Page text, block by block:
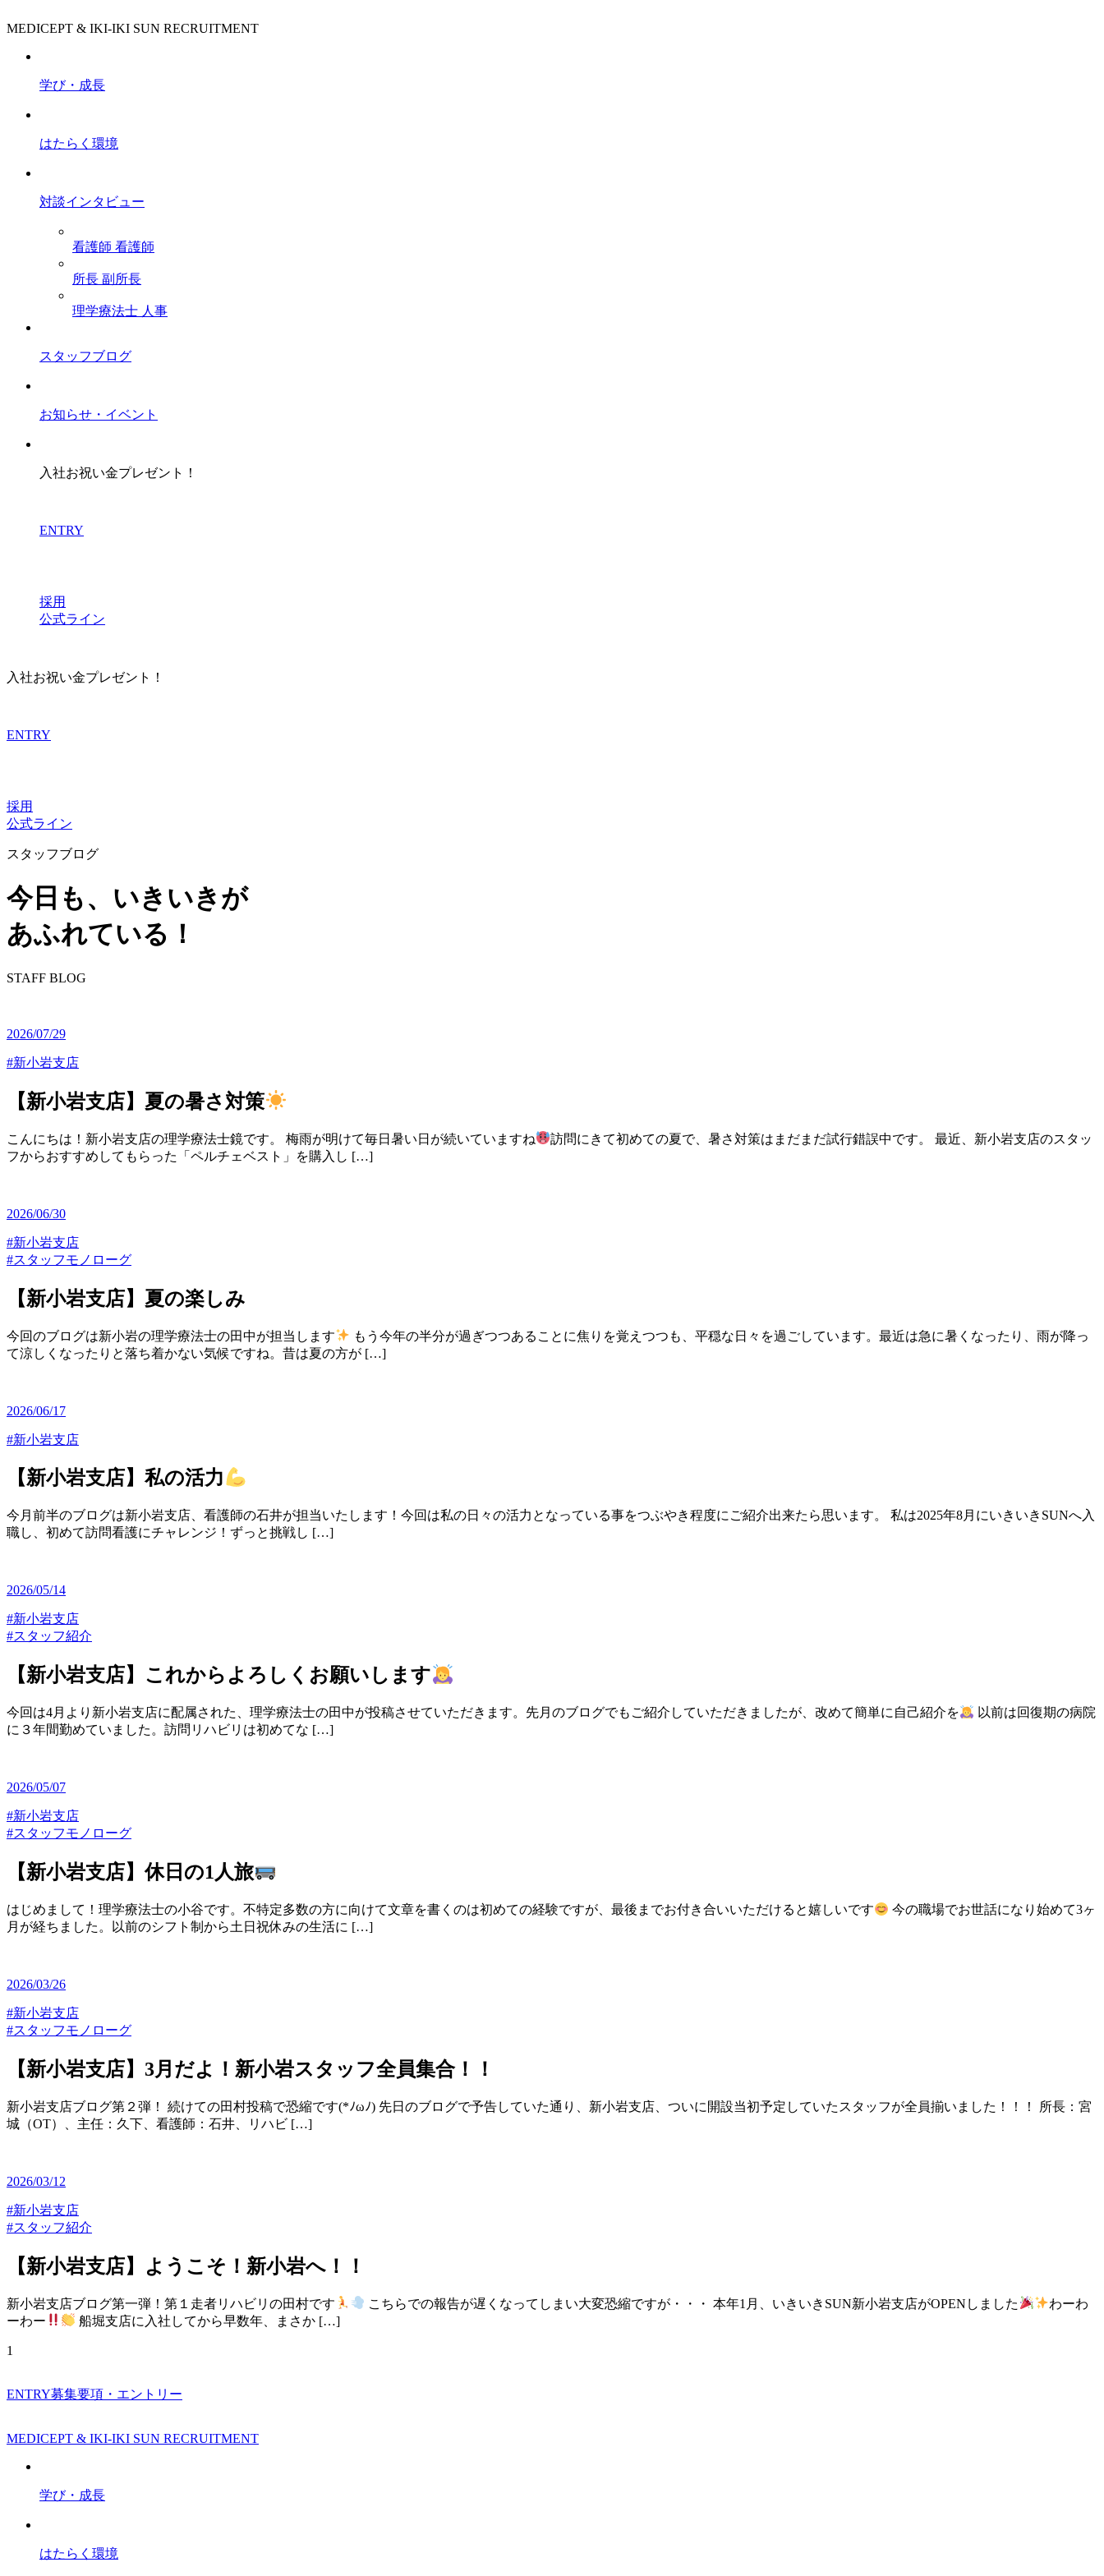
MEDICEPT & IKI-IKI SUN RECRUITMENT
学び・成長
はたらく環境
対談インタビュー
看護師 看護師
所長 副所長
理学療法士 人事
スタッフブログ
お知らせ・イベント
入社お祝い金プレゼント！
ENTRY
採用
公式ライン
入社お祝い金プレゼント！
ENTRY
採用
公式ライン
スタッフブログ
今⽇も、いきいきが
あふれている！
STAFF BLOG
2026/07/29
#新小岩支店
【新小岩支店】夏の暑さ対策
こんにちは！新小岩支店の理学療法士鏡です。 梅雨が明けて毎日暑い日が続いていますね
訪問にきて初めての夏で、暑さ対策はまだまだ試行錯誤中です。 最近、新小岩支店のスタッ
フからおすすめしてもらった「ペルチェベスト」を購入し […]
2026/06/30
#新小岩支店
#スタッフモノローグ
【新小岩支店】夏の楽しみ
今回のブログは新小岩の理学療法士の田中が担当します
もう今年の半分が過ぎつつあることに焦りを覚えつつも、平穏な日々を過ごしています。最近は急に暑くなったり、雨が降っ
て涼しくなったりと落ち着かない気候ですね。昔は夏の方が […]
2026/06/17
#新小岩支店
【新小岩支店】私の活力
今月前半のブログは新小岩支店、看護師の石井が担当いたします！今回は私の日々の活力となっている事をつぶやき程度にご紹介出来たら思います。 私は2025年8月にいきいきSUNへ入
職し、初めて訪問看護にチャレンジ！ずっと挑戦し […]
2026/05/14
#新小岩支店
#スタッフ紹介
【新小岩支店】これからよろしくお願いします
今回は4月より新小岩支店に配属された、理学療法士の田中が投稿させていただきます。先月のブログでもご紹介していただきましたが、改めて簡単に自己紹介を
以前は回復期の病院
に３年間勤めていました。訪問リハビリは初めてな […]
2026/05/07
#新小岩支店
#スタッフモノローグ
【新小岩支店】休日の1人旅
はじめまして！理学療法士の小谷です。不特定多数の方に向けて文章を書くのは初めての経験ですが、最後までお付き合いいただけると嬉しいです
今の職場でお世話になり始めて3ヶ
月が経ちました。以前のシフト制から土日祝休みの生活に […]
2026/03/26
#新小岩支店
#スタッフモノローグ
【新小岩支店】3月だよ！新小岩スタッフ全員集合！！
新小岩支店ブログ第２弾！ 続けての田村投稿で恐縮です(*ﾉωﾉ) 先日のブログで予告していた通り、新小岩支店、ついに開設当初予定していたスタッフが全員揃いました！！！ 所長：宮
城（OT）、主任：久下、看護師：石井、リハビ […]
2026/03/12
#新小岩支店
#スタッフ紹介
【新小岩支店】ようこそ！新小岩へ！！
新小岩支店ブログ第一弾！第１走者リハビリの田村です こちらでの報告が遅くなってしまい大変恐縮ですが・・・ 本年1月、いきいきSUN新小岩支店がOPENしました
わーわ
ーわー
船堀支店に入社してから早数年、まさか […]
1
ENTRY募集要項・エントリー
MEDICEPT & IKI-IKI SUN RECRUITMENT
学び・成長
はたらく環境